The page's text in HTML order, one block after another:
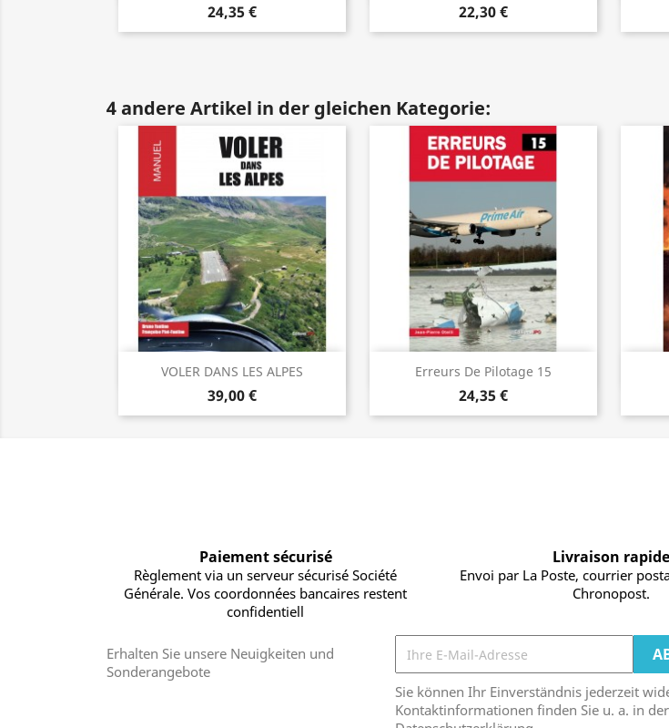
24,35 € 22,30 €
4 andere Artikel in der gleichen Kategorie:
VOLER DANS LES ALPES
39,00 €
Vorschau Erreurs De Pilotage 15
24,35 €
 Vorschau
Paiement sécurisé
Règlement via un serveur sécurisé Société
Générale. Vos coordonnées bancaires restent
confidentiell
Livraison rapide
Envoi par La Poste, courrier
Chronopost.
Erhalten Sie unsere Neuigkeiten und
Sonderangebote
Sie können Ihr Einverständnis jederzeit
Kontaktinformationen finden Sie u. a. in der